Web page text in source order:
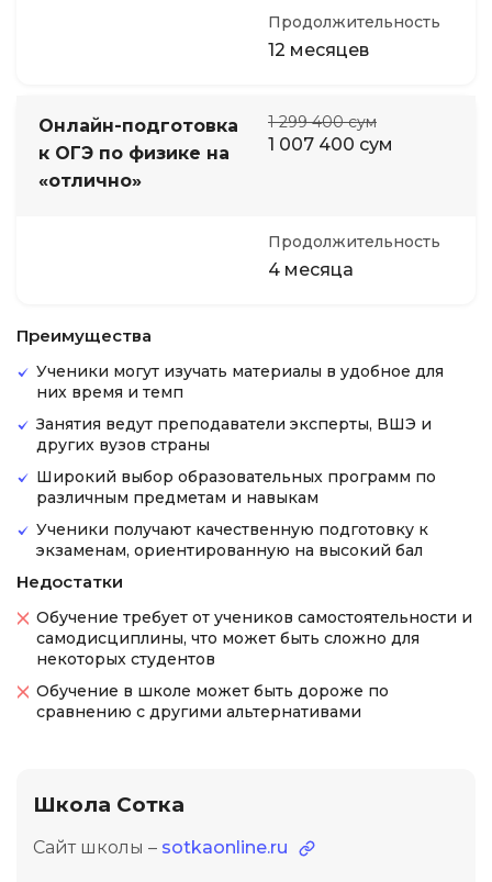
Продолжительность
12 месяцев
Онлайн-подготовка
к ОГЭ по физике на
«отлично»
1 299 400 сум
1 007 400 сум
Продолжительность
4 месяца
Преимущества
Ученики могут изучать материалы в удобное для
них время и темп
Занятия ведут преподаватели эксперты, ВШЭ и
других вузов страны
Широкий выбор образовательных программ по
различным предметам и навыкам
Ученики получают качественную подготовку к
экзаменам, ориентированную на высокий бал
Недостатки
Обучение требует от учеников самостоятельности и
самодисциплины, что может быть сложно для
некоторых студентов
Обучение в школе может быть дороже по
сравнению с другими альтернативами
Школа Сотка
Сайт школы – sotkaonline.ru